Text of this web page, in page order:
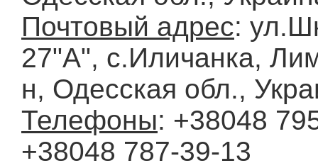
Почтовый адрес:
27"А", с.Иличанка,
н, Одесская обл.,
Телефоны: +38048
+38048 787-39-13